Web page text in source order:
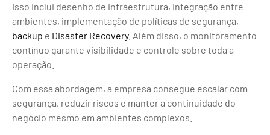
Isso inclui desenho de infraestrutura, integração entre
ambientes, implementação de políticas de segurança,
backup e Disaster Recovery. Além disso, o monitoramento
contínuo garante visibilidade e controle sobre toda a
operação.
Com essa abordagem, a empresa consegue escalar com
segurança, reduzir riscos e manter a continuidade do
negócio mesmo em ambientes complexos.